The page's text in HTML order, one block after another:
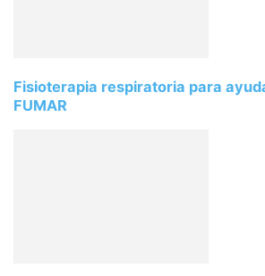
Fisioterapia respiratoria para
FUMAR